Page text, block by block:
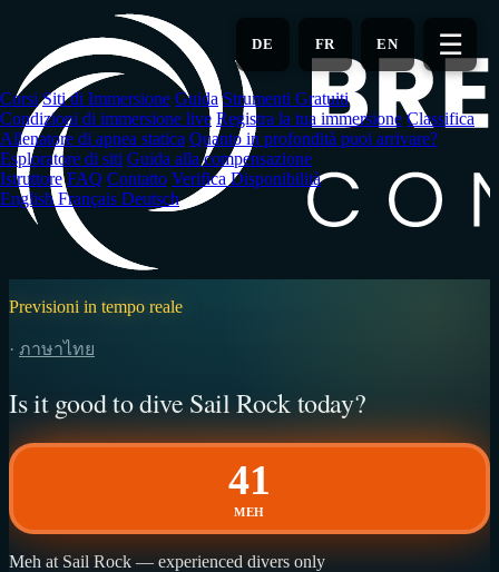
contenuto
principale
EN
FR
DE ☰
Corsi Siti di Immersione Guida Strumenti Gratuiti
Condizioni di immersione live Registra la tua immersione Classifica
Allenatore di apnea statica Quanto in profondità puoi arrivare?
Esploratore di siti Guida alla compensazione
Istruttore FAQ Contatto Verifica Disponibilità
EnglishFrançais Deutsch
Previsioni in tempo reale
· ภาษาไทย
Is it good to dive Sail Rock today?
41
MEH
Meh at Sail Rock — experienced divers only